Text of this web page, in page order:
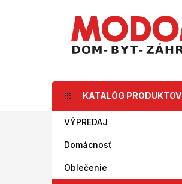
KATALÓG PRODUKTOV
VÝPREDAJ
Domácnosť
Oblečenie